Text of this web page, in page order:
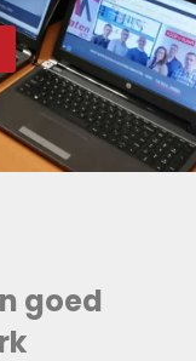
goed